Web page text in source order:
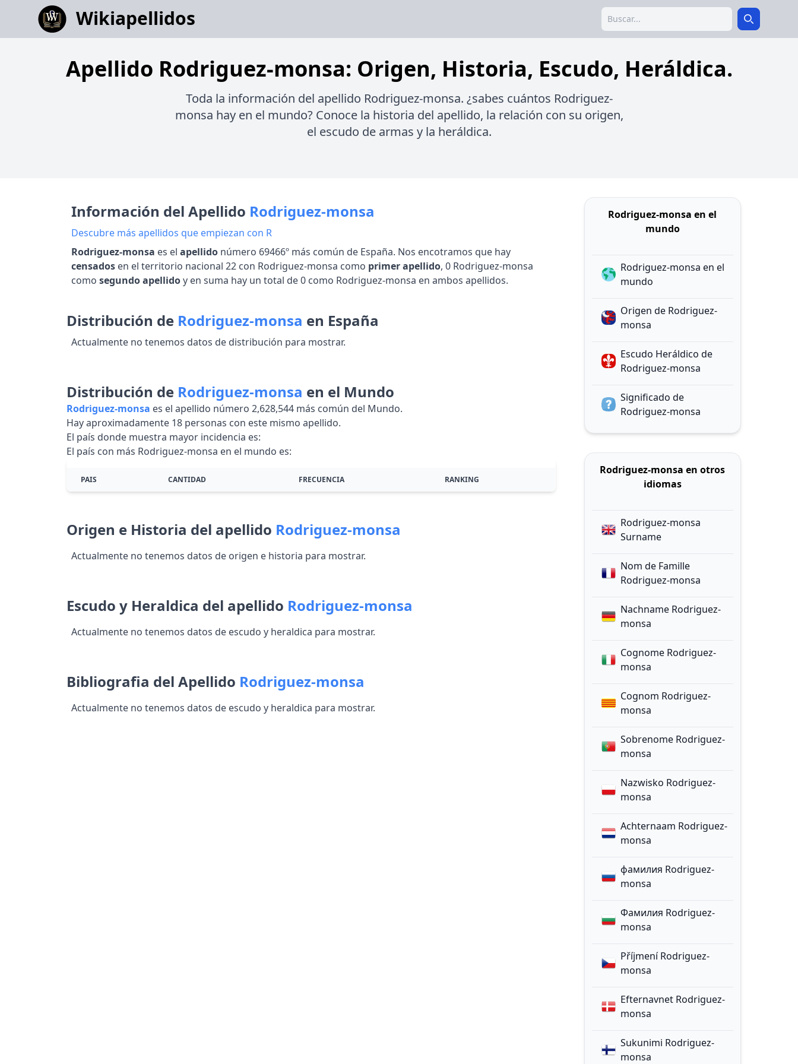
Wikiapellidos Search Search
Apellido Rodriguez-monsa: Origen, Historia, Escudo, Heráldica.
Toda la información del apellido Rodriguez-monsa. ¿sabes cuántos Rodriguez-
monsa hay en el mundo? Conoce la historia del apellido, la relación con su origen,
el escudo de armas y la heráldica.
Información del Apellido Rodriguez-monsa
Descubre más apellidos que empiezan con R
Rodriguez-monsa es el apellido número 69466º más común de España. Nos encotramos que hay
censados en el territorio nacional 22 con Rodriguez-monsa como primer apellido, 0 Rodriguez-monsa
como segundo apellidoy en suma hay un total de 0 como Rodriguez-monsa en ambos apellidos.
Distribución de Rodriguez-monsa en España
Actualmente no tenemos datos de distribución para mostrar.
Distribución de Rodriguez-monsa en el Mundo
Rodriguez-monsa es el apellido número 2,628,544 más común del Mundo.
Hay aproximadamente 18 personas con este mismo apellido.
El país donde muestra mayor incidencia es:
El país con más Rodriguez-monsa en el mundo es:
PAIS CANTIDAD FRECUENCIA RANKING
Origen e Historia del apellido Rodriguez-monsa
Actualmente no tenemos datos de origen e historia para mostrar.
Escudo y Heraldica del apellido Rodriguez-monsa
Actualmente no tenemos datos de escudo y heraldica para mostrar.
Bibliografia del Apellido Rodriguez-monsa
Actualmente no tenemos datos de escudo y heraldica para mostrar.
Rodriguez-monsa en el
mundo
Rodriguez-monsa en el
mundo
Origen de Rodriguez-
monsa
Escudo Heráldico de
Rodriguez-monsa
Significado de
Rodriguez-monsa
Rodriguez-monsa en otros
idiomas
Rodriguez-monsa
Surname
Nom de Famille
Rodriguez-monsa
Nachname Rodriguez-
monsa
Cognome Rodriguez-
monsa
Cognom Rodriguez-
monsa
Sobrenome Rodriguez-
monsa
Nazwisko Rodriguez-
monsa
Achternaam Rodriguez-
monsa
фамилия Rodriguez-
monsa
Фамилия Rodriguez-
monsa
Příjmení Rodriguez-
monsa
Efternavnet Rodriguez-
monsa
Sukunimi Rodriguez-
monsa